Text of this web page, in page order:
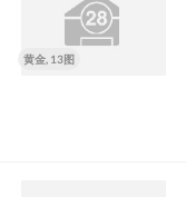
黄金, 13图